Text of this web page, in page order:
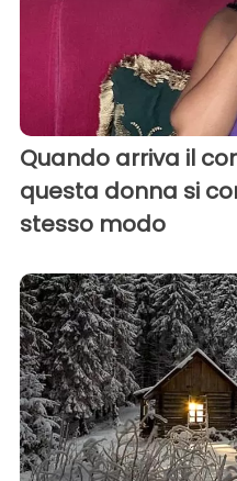
Quando arriva il
questa donna si
stesso modo